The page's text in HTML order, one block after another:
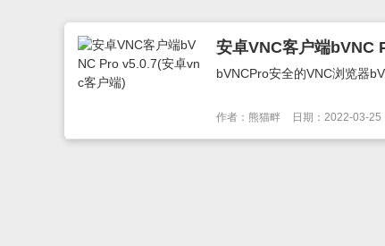
安卓VNC客户端bVNC
bVNCPro安全的VNC浏览器
作者：熊猫畔 日期：2022-03-25